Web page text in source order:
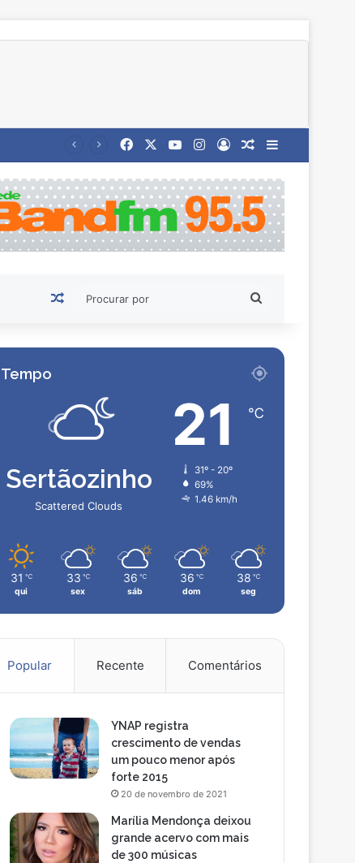
Facebook YouTubeInstagram
EntrarArtigo aleatório
Artigo aleatório
Tempo
Sertãozinho
Scattered Clouds
21 ℃
31º - 20º
69%
1.46 km/h
31 ℃
qui
33 ℃
sex
36 ℃
sáb
36 ℃
dom
38 ℃
seg
Popular Recente Comentários
YNAP registra
crescimento de vendas
um pouco menor após
forte 2015
20 de novembro de 2021
Marília Mendonça deixou
grande acervo com mais
de 300 músicas